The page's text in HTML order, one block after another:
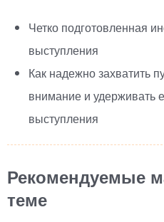
Четко подготовленная
выступления
Как надежно захватить
внимание и удерживать
выступления
Рекомендуемые
теме